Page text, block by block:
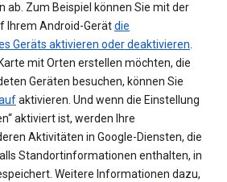
ab. Zum Beispiel können Sie mit der
Ihrem Android-Gerätdie
Geräts aktivieren oder deaktivieren.
mit Orten erstellen möchten, die
Geräten besuchen, können Sie
aktivieren. Und wenn die Einstellung
aktiviert ist, werden Ihre
Aktivitäten in Google-Diensten, die
Standortinformationen enthalten, in
Weitere Informationen dazu,